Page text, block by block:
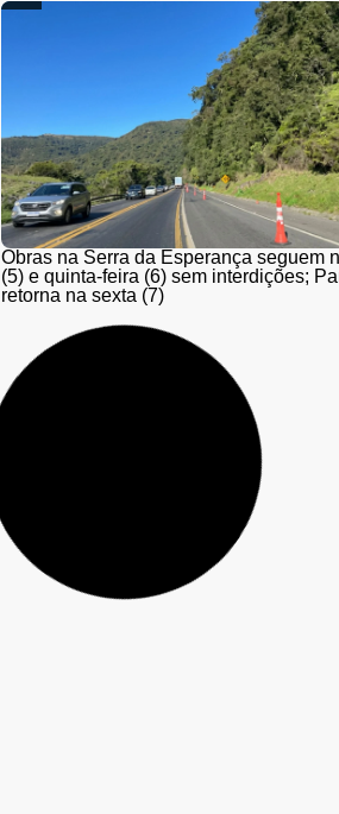
Obras na Serra da Esperança seguem
(5) e quinta-feira (6) sem interdições;
retorna na sexta (7)